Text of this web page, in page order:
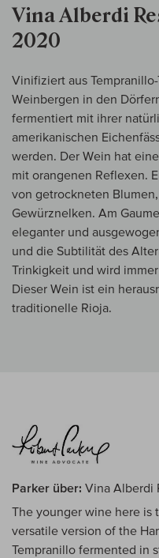
Vina Alberdi
2020
Vinifiziert aus
Weinbergen in den
fermentiert mit ihrer
amerikanischen
werden. Der Wein hat
mit orangenen Reflexen.
von getrockneten
Gewürznelken. Am
eleganter und
und die Subtilität des
Trinkigkeit und wird
Dieser Wein ist ein
traditionelle Rioja.
Parker über: Vina Alberdi
The younger wine here
versatile version of the
Tempranillo fermented in